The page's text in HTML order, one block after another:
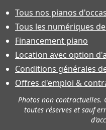
Tous nos pianos
Tous les numériques
Financement piano
Location avec option
Conditions générales
Offres d'emploi &
Photos non contractuelles.
toutes réserves et sauf